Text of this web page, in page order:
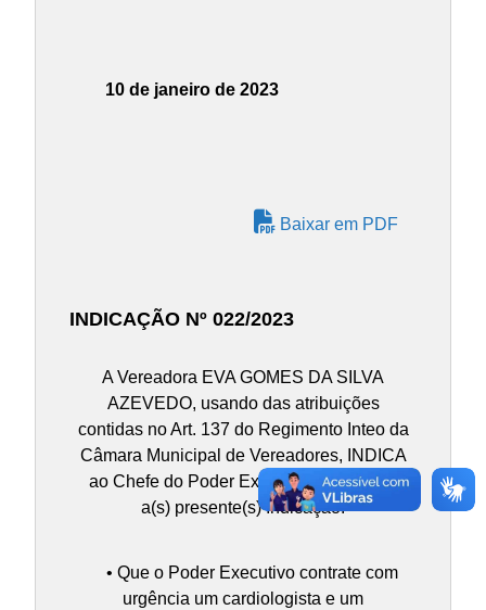
10 de janeiro de 2023
Baixar em PDF
INDICAÇÃO Nº 022/2023
A Vereadora EVA GOMES DA SILVA
AZEVEDO, usando das atribuições
contidas no Art. 137 do Regimento Inteo da
Câmara Municipal de Vereadores, INDICA
ao Chefe do Poder Executivo Municipal,
a(s) presente(s) Indicação:
• Que o Poder Executivo contrate com
urgência um cardiologista e um